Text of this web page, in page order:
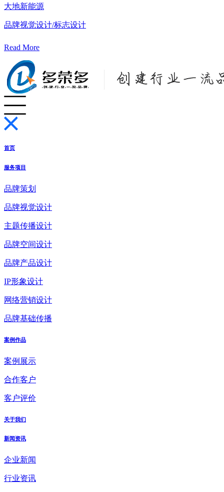
大地新能源
品牌视觉设计/标志设计
Read More
首页
服务项目
品牌策划
品牌视觉设计
主题传播设计
品牌空间设计
品牌产品设计
IP形象设计
网络营销设计
品牌基础传播
案例作品
案例展示
合作客户
客户评价
关于我们
新闻资讯
企业新闻
行业资讯